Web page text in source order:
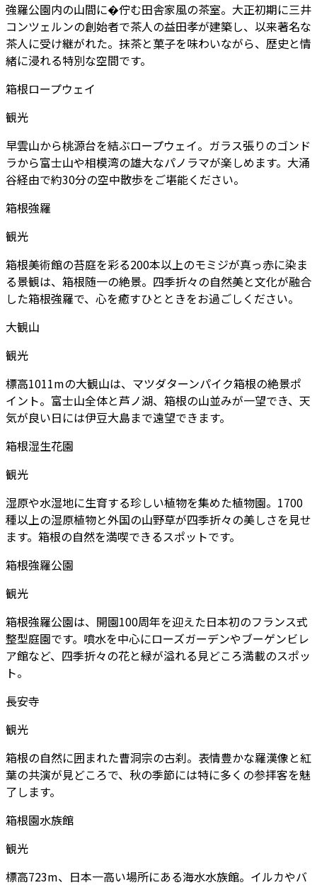
強羅公園内の山間に�佇む田舎家風の茶室。大正初期に三井
コンツェルンの創始者で茶人の益田孝が建築し、以来著名な
茶人に受け継がれた。抹茶と菓子を味わいながら、歴史と情
緒に浸れる特別な空間です。
箱根ロープウェイ
観光
早雲山から桃源台を結ぶロープウェイ。ガラス張りのゴンド
ラから富士山や相模湾の雄大なパノラマが楽しめます。大涌
谷経由で約30分の空中散歩をご堪能ください。
箱根強羅
観光
箱根美術館の苔庭を彩る200本以上のモミジが真っ赤に染ま
る景観は、箱根随一の絶景。四季折々の自然美と文化が融合
した箱根強羅で、心を癒すひとときをお過ごしください。
大観山
観光
標高1011mの大観山は、マツダターンパイク箱根の絶景ポ
イント。富士山全体と芦ノ湖、箱根の山並みが一望でき、天
気が良い日には伊豆大島まで遠望できます。
箱根湿生花園
観光
湿原や水湿地に生育する珍しい植物を集めた植物園。1700
種以上の湿原植物と外国の山野草が四季折々の美しさを見せ
ます。箱根の自然を満喫できるスポットです。
箱根強羅公園
観光
箱根強羅公園は、開園100周年を迎えた日本初のフランス式
整型庭園です。噴水を中心にローズガーデンやブーゲンビレ
ア館など、四季折々の花と緑が溢れる見どころ満載のスポッ
ト。
長安寺
観光
箱根の自然に囲まれた曹洞宗の古刹。表情豊かな羅漢像と紅
葉の共演が見どころで、秋の季節には特に多くの参拝客を魅
了します。
箱根園水族館
観光
標高723m、日本一高い場所にある海水水族館。イルカやバ